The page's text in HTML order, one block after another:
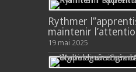
Rythmer
maintenir
19 mai 2025